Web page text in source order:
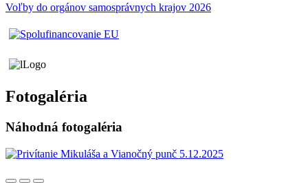
Voľby do orgánov samosprávnych krajov 2026
Fotogaléria
Náhodná fotogaléria